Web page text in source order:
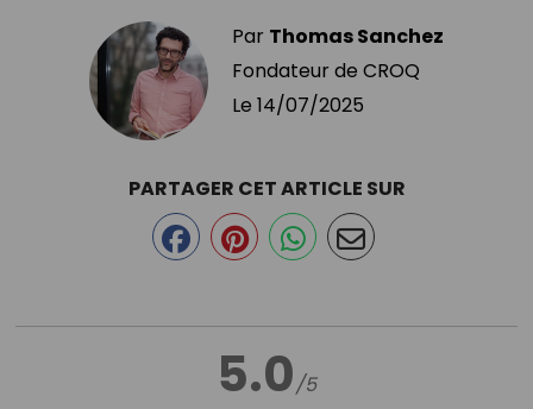
Par Thomas Sanchez
Fondateur de CROQ
Le 14/07/2025
5.0/5
PARTAGER CET ARTICLE SUR